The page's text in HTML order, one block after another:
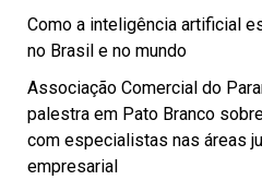
Como a inteligência artificial
no Brasil e no mundo
Associação Comercial do
palestra em Pato Branco
com especialistas nas áreas
empresarial